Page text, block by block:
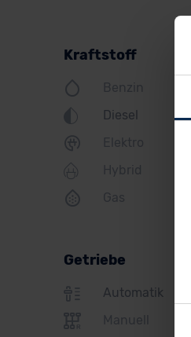
Hyundai
Jeep
KIA
Land Rover
Lexus
Mazda
Mercedes
Mitsubishi
Kraftstoff
Benzin
Diesel
Elektro
Hybrid
Gas
Getriebe
Automatik
Manuell